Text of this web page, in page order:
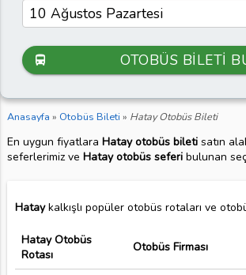
directions_bus OTOBÜS BİLETİ
Anasayfa » Otobüs Bileti » Hatay Otobüs Bileti
En uygun fiyatlara Hatay otobüs biletisatın
seferlerimiz ve Hatay otobüs seferibulunan
Hataykalkışlı popüler otobüs rotaları ve
Hatay Otobüs
Rotası
Otobüs Firması